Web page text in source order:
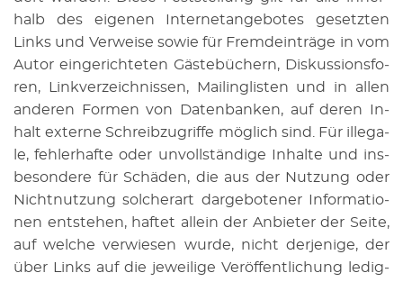
halb des ei­ge­nen In­ter­net­an­ge­bo­tes ge­setz­ten
Links und Ver­wei­se sowie für Fremd­ein­trä­ge in vom
Autor ein­ge­rich­te­ten Gäs­te­bü­chern, Dis­kus­si­ons­fo­
ren, Link­ver­zeich­nis­sen, Mai­ling­lis­ten und in allen
an­de­ren For­men von Da­ten­ban­ken, auf deren In­
halt ex­ter­ne Schreib­zu­grif­fe mög­lich sind. Für il­le­ga­
le, feh­ler­haf­te oder un­voll­stän­di­ge In­hal­te und ins­
be­son­de­re für Schä­den, die aus der Nut­zung oder
Nicht­nut­zung sol­cher­art dar­ge­bo­te­ner In­for­ma­tio­
nen ent­ste­hen, haf­tet al­lein der An­bie­ter der Seite,
auf wel­che ver­wie­sen wurde, nicht der­je­ni­ge, der
über Links auf die je­wei­li­ge Ver­öf­fent­li­chung le­dig­